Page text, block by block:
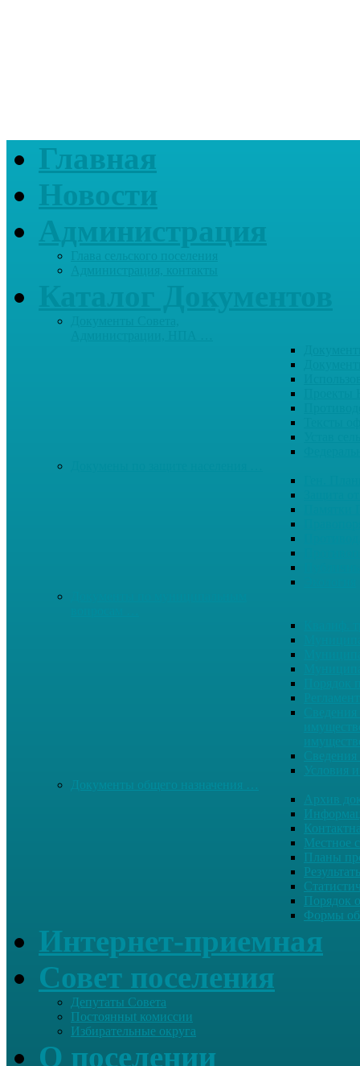
Главная
Новости
Администрация
Архив
Местное
Планы
Порядок
Формы
Интернет-приемная
Совет поселения
Депутаты Совета
Постоянныt комиссии
Избирательные округа
О поселении